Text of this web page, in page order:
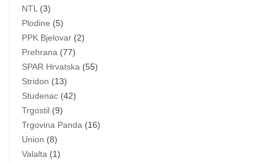
NTL (3)
Plodine (5)
PPK Bjelovar (2)
Prehrana (77)
SPAR Hrvatska (55)
Stridon (13)
Studenac (42)
Trgostil (9)
Trgovina Panda (16)
Union (8)
Valalta (1)